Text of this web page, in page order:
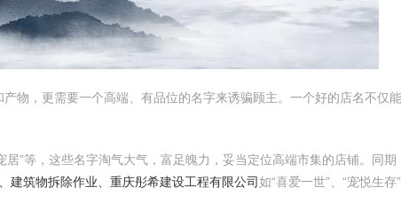
物，更需要一个高端、有品位的名字来诱骗顾主。一个好的店名不仅
居”等，这些名字淘气大气，富足魄力，妥当定位高端市集的店铺。同期
建筑物拆除作业、重庆彤希建设工程有限公司如“喜爱一世”、“宠悦生存